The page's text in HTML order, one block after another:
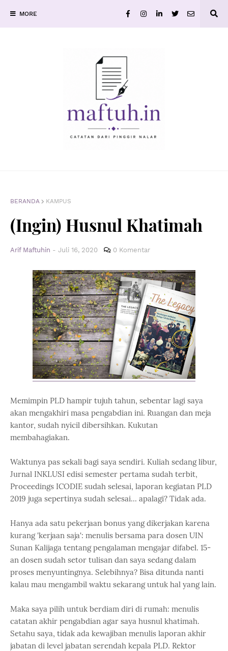
MORE
BERANDA KAMPUS
(Ingin) Husnul Khatimah
Arif Maftuhin - Juli 16, 2020 0 Komentar
Memimpin PLD hampir tujuh tahun, sebentar lagi saya
akan mengakhiri masa pengabdian ini. Ruangan dan meja
kantor, sudah nyicil dibersihkan. Kukutan
membahagiakan.
Waktunya pas sekali bagi saya sendiri. Kuliah sedang libur,
Jurnal INKLUSI edisi semester pertama sudah terbit,
Proceedings ICODIE sudah selesai, laporan kegiatan PLD
2019 juga sepertinya sudah selesai... apalagi? Tidak ada.
Hanya ada satu pekerjaan bonus yang dikerjakan karena
kurang 'kerjaan saja': menulis bersama para dosen UIN
Sunan Kalijaga tentang pengalaman mengajar difabel. 15-
an dosen sudah setor tulisan dan saya sedang dalam
proses menyuntingnya. Selebihnya? Bisa ditunda nanti
kalau mau mengambil waktu sekarang untuk hal yang lain.
Maka saya pilih untuk berdiam diri di rumah: menulis
catatan akhir pengabdian agar saya husnul khatimah.
Setahu saya, tidak ada kewajiban menulis laporan akhir
jabatan di level jabatan serendah kepala PLD. Rektor